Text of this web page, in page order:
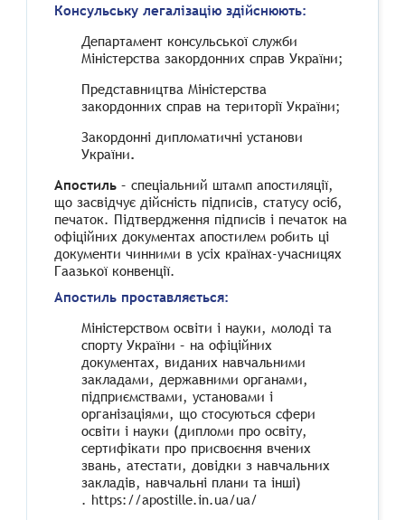
Консульську легалізацію здійснюють:
Департамент консульської служби
Міністерства закордонних справ України;
Представництва Міністерства
закордонних справ на території України;
Закордонні дипломатичні установи
України.
Апостиль – спеціальний штамп апостиляції,
що засвідчує дійсність підписів, статусу осіб,
печаток. Підтвердження підписів і печаток на
офіційних документах апостилем робить ці
документи чинними в усіх країнах-учасницях
Гаазької конвенції.
Апостиль проставляється:
Міністерством освіти і науки, молоді та
спорту України – на офіційних
документах, виданих навчальними
закладами, державними органами,
підприємствами, установами і
організаціями, що стосуються сфери
освіти і науки (дипломи про освіту,
сертифікати про присвоєння вчених
звань, атестати, довідки з навчальних
закладів, навчальні плани та інші)
. https://apostille.in.ua/ua/